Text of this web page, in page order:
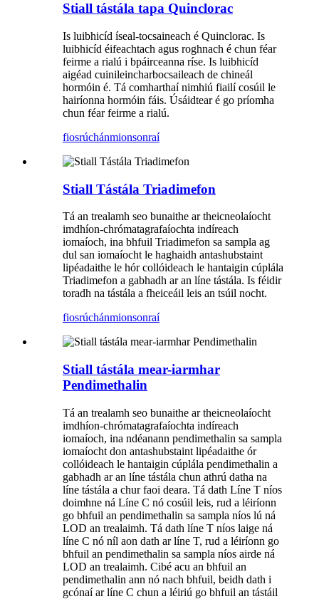
Stiall tástála tapa Quinclorac
Is luibhicíd íseal-tocsaineach é Quinclorac. Is
luibhicíd éifeachtach agus roghnach é chun féar
feirme a rialú i bpáirceanna ríse. Is luibhicíd
aigéad cuinileincharbocsaileach de chineál
hormóin é. Tá comharthaí nimhiú fiailí cosúil le
hairíonna hormóin fáis. Úsáidtear é go príomha
chun féar feirme a rialú.
fiosrúchánmionsonraí
Stiall Tástála Triadimefon
Tá an trealamh seo bunaithe ar theicneolaíocht
imdhíon-chrómatagrafaíochta indíreach
iomaíoch, ina bhfuil Triadimefon sa sampla ag
dul san iomaíocht le haghaidh antashubstaint
lipéadaithe le hór collóideach le hantaigin cúplála
Triadimefon a gabhadh ar an líne tástála. Is féidir
toradh na tástála a fheiceáil leis an tsúil nocht.
fiosrúchánmionsonraí
Stiall tástála mear-iarmhar
Pendimethalin
Tá an trealamh seo bunaithe ar theicneolaíocht
imdhíon-chrómatagrafaíochta indíreach
iomaíoch, ina ndéanann pendimethalin sa sampla
iomaíocht don antashubstaint lipéadaithe ór
collóideach le hantaigin cúplála pendimethalin a
gabhadh ar an líne tástála chun athrú datha na
líne tástála a chur faoi deara. Tá dath Líne T níos
doimhne ná Líne C nó cosúil leis, rud a léiríonn
go bhfuil an pendimethalin sa sampla níos lú ná
LOD an trealaimh. Tá dath líne T níos laige ná
líne C nó níl aon dath ar líne T, rud a léiríonn go
bhfuil an pendimethalin sa sampla níos airde ná
LOD an trealaimh. Cibé acu an bhfuil an
pendimethalin ann nó nach bhfuil, beidh dath i
gcónaí ar líne C chun a léiriú go bhfuil an tástáil